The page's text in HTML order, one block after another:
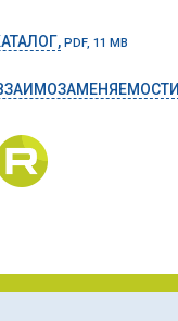
PDF, 11 MB